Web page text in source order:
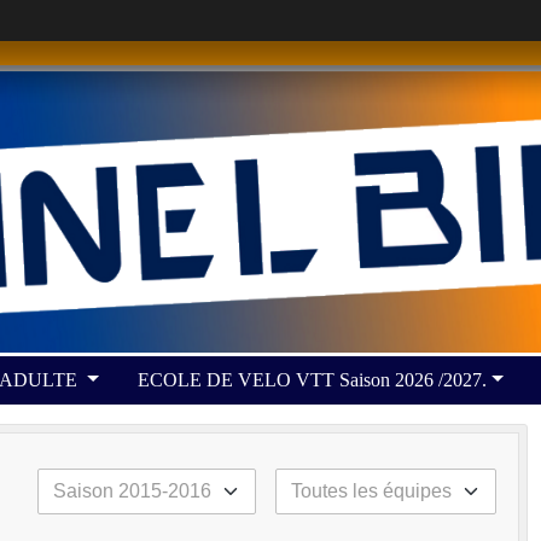
ECOLE DE VELO VTT Saison 2026 /2027.